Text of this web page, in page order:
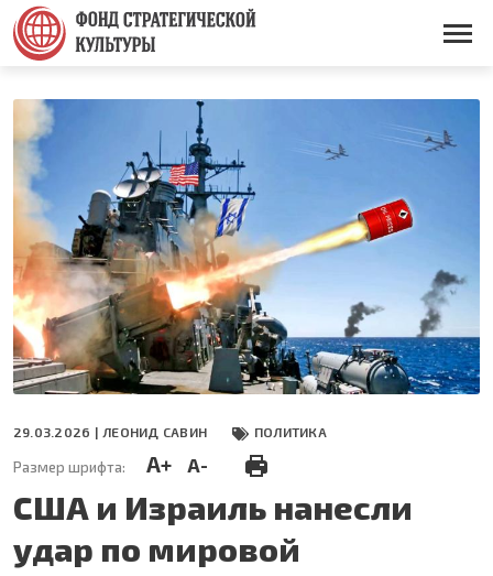
Перейти
основному
содержанию
Основная
29.03.2026 | ЛЕОНИД САВИН ПОЛИТИКА
Размер шрифта: A+ A-
США и Израиль нанесли
удар по мировой